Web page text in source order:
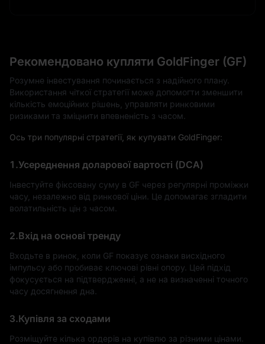
Рекомендовано купляти GoldFinger (GF)
Розумне інвестування починається з надійного плану.
Використання чіткої стратегії може допомогти зменшити
кількість емоційних рішень, управляти ринковими
ризиками та зміцнити впевненість з часом.
Ось три популярні стратегії, як купувати GoldFinger:
1.Усереднення доларової вартості (DCA)
Інвестуйте фіксовану суму в GF через регулярні проміжки
часу, незалежно від ринкової ціни. Це допомагає згладити
волатильність цін з часом.
2.Вхід на основі тренду
Входьте в ринок, коли GF показує ознаки висхідного
імпульсу або пробиває ключові рівні опору. Цей підхід
фокусується на підтвердженні, а не на визначенні точного
часу досягнення дна.
3.Купівля за сходами
Розміщуйте кілька ордерів на купівлю за різними цінами.